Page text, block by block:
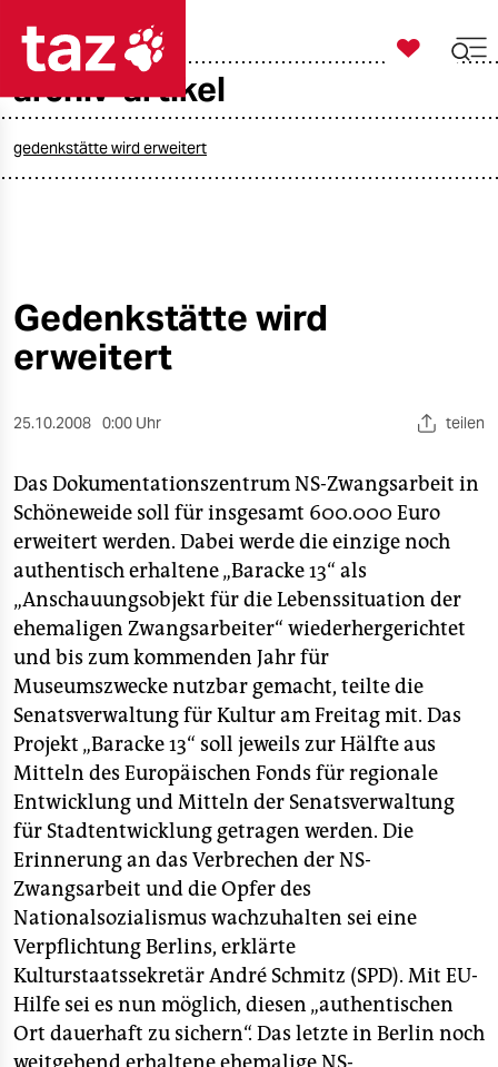
taz zahl ich
öko
gesellschaft
berlin
nord
wahrheit
verlag
verlag
veranstaltungen
shop
fragen & hilfe
unterstützen
abo
genossenschaft
epaper login

taz zahl ich
archiv-artikel
gedenkstätte wird erweitert
Gedenkstätte wird
erweitert
25.10.2008 0:00 Uhr teilen
Das Dokumentationszentrum NS-Zwangsarbeit in
Schöneweide soll für insgesamt 600.000 Euro
erweitert werden. Dabei werde die einzige noch
authentisch erhaltene „Baracke 13“ als
„Anschauungsobjekt für die Lebenssituation der
ehemaligen Zwangsarbeiter“ wiederhergerichtet
und bis zum kommenden Jahr für
Museumszwecke nutzbar gemacht, teilte die
Senatsverwaltung für Kultur am Freitag mit. Das
Projekt „Baracke 13“ soll jeweils zur Hälfte aus
Mitteln des Europäischen Fonds für regionale
Entwicklung und Mitteln der Senatsverwaltung
für Stadtentwicklung getragen werden. Die
Erinnerung an das Verbrechen der NS-
Zwangsarbeit und die Opfer des
Nationalsozialismus wachzuhalten sei eine
Verpflichtung Berlins, erklärte
Kulturstaatssekretär André Schmitz (SPD). Mit EU-
Hilfe sei es nun möglich, diesen „authentischen
Ort dauerhaft zu sichern“. Das letzte in Berlin noch